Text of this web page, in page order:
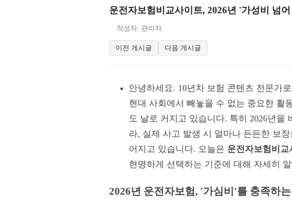
운전자보험비교사이트, 2026년 '가성비 넘
작성자: 관리자
이전 게시글 다음 게시글
안녕하세요. 10년차 보험 콘텐츠 전문가
현대 사회에서 빼놓을 수 없는 중요한 활
도 날로 커지고 있습니다. 특히 2026년
라, 실제 사고 발생 시 얼마나 든든한 보
어지고 있습니다. 오늘은 운전자보험비교
현명하게 선택하는 기준에 대해 자세히
2026년 운전자보험, '가심비'를 충족하